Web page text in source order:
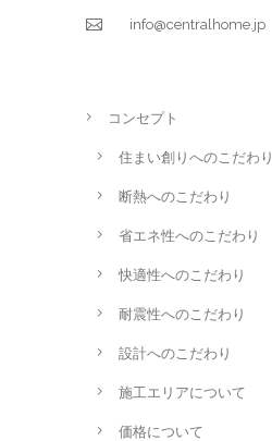
info@centralhome.jp
コンセプト
住まい創りへのこだわり
断熱へのこだわり
省エネ性へのこだわり
快適性へのこだわり
耐震性へのこだわり
設計へのこだわり
施工エリアについて
価格について